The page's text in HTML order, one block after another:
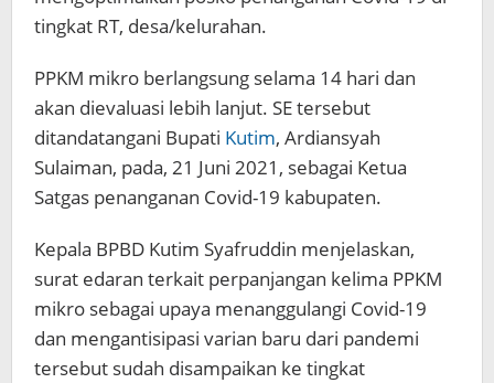
tingkat RT, desa/kelurahan.
PPKM mikro berlangsung selama 14 hari dan
akan dievaluasi lebih lanjut. SE tersebut
ditandatangani Bupati Kutim, Ardiansyah
Sulaiman, pada, 21 Juni 2021, sebagai Ketua
Satgas penanganan Covid-19 kabupaten.
Kepala BPBD Kutim Syafruddin menjelaskan,
surat edaran terkait perpanjangan kelima PPKM
mikro sebagai upaya menanggulangi Covid-19
dan mengantisipasi varian baru dari pandemi
tersebut sudah disampaikan ke tingkat